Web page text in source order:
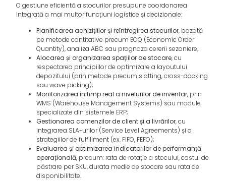
O gestiune eficientă a stocurilor presupune coordonarea
integrată a mai multor funcțiuni logistice și decizionale:
Planificarea achizițiilor și reîntregirea stocurilor, bazată
pe metode cantitative precum EOQ (Economic Order
Quantity), analiza ABC sau prognoza cererii sezoniere;
Alocarea și organizarea spațiilor de stocare, cu
respectarea principiilor de optimizare a layoutului
depozitului (prin metode precum slotting, cross-docking
sau wave picking);
Monitorizarea în timp real a nivelurilor de inventar, prin
WMS (Warehouse Management Systems) sau module
specializate din sistemele ERP;
Gestionarea comenzilor de client și a livrărilor, cu
integrarea SLA-urilor (Service Level Agreements) și a
strategiilor de fulfillment (ex. FIFO, FEFO);
Evaluarea și optimizarea indicatorilor de performanță
operațională, precum: rata de rotație a stocului, costul de
păstrare per SKU, durata medie de stocare sau rata de
disponibilitate.